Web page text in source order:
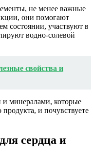
не менее важные
они помогают
состоянии, участвуют в
водно-солевой
свойства и
минералами, которые
продукта, и почувствуете
сердца и